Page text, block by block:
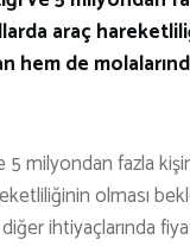
araç
hem de
milyondan fazla
olması
ihtiyaçlarında